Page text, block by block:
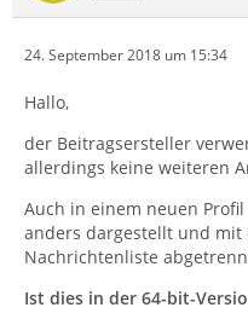
24. September 2018 um 15:34
Hallo,
der Beitragsersteller
allerdings keine weiteren
Auch in einem neuen
anders dargestellt und mit
Nachrichtenliste
Ist dies in der 64-bit-